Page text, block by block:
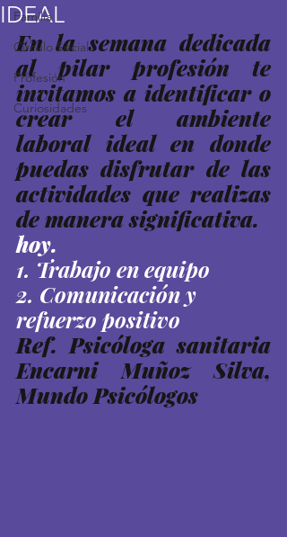
Familia
Círculo Social
Profesión
Curiosidades
IDEAL
En la semana dedicada
al pilar profesión te
invitamos a identificar o
crear el ambiente
laboral ideal en donde
puedas disfrutar de las
actividades que realizas
de manera significativa.
hoy.
1. Trabajo en equipo
2. Comunicación y
refuerzo positivo
Ref. Psicóloga sanitaria
Encarni Muñoz Silva,
Mundo Psicólogos